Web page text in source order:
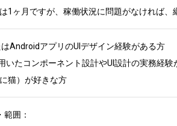
1ヶ月ですが、稼働状況に問題がなければ、
はAndroidアプリのUIデザイン経験がある方
いたコンポーネント設計やUI設計の実務経験
猫）が好きな方
範囲：